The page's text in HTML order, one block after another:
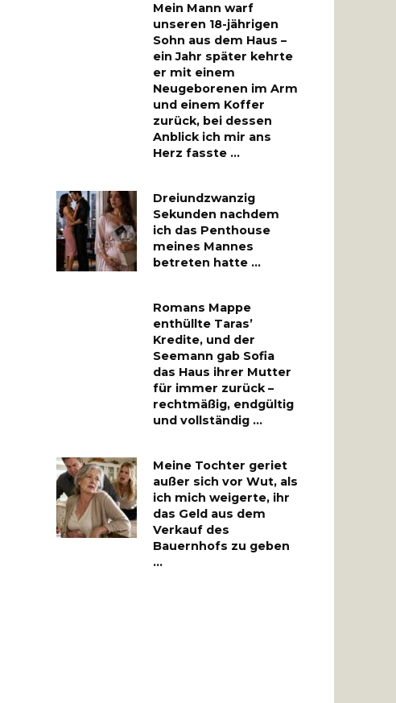
Mein Mann warf
unseren 18-jährigen
Sohn aus dem Haus –
ein Jahr später kehrte
er mit einem
Neugeborenen im Arm
und einem Koffer
zurück, bei dessen
Anblick ich mir ans
Herz fasste …
Dreiundzwanzig
Sekunden nachdem
ich das Penthouse
meines Mannes
betreten hatte …
Romans Mappe
enthüllte Taras’
Kredite, und der
Seemann gab Sofia
das Haus ihrer Mutter
für immer zurück –
rechtmäßig, endgültig
und vollständig …
Meine Tochter geriet
außer sich vor Wut, als
ich mich weigerte, ihr
das Geld aus dem
Verkauf des
Bauernhofs zu geben
…